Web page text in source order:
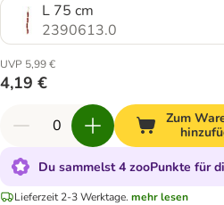
L 75 cm
2390613.0
UVP 5,99 €
4,19 €
Zum
Du sammelst 4 zooPunkte für
Lieferzeit 2-3 Werktage. mehr lesen